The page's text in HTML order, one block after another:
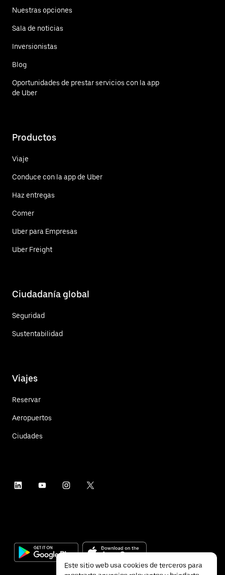
Nuestras opciones
Sala de noticias
Inversionistas
Blog
Oportunidades de prestar servicios con la app
de Uber
Productos
Viaje
Conduce con la app de Uber
Haz entregas
Comer
Uber para Empresas
Uber Freight
Ciudadanía global
Seguridad
Sustentabilidad
Viajes
Reservar
Aeropuertos
Ciudades
Este sitio web usa cookies de terceros para